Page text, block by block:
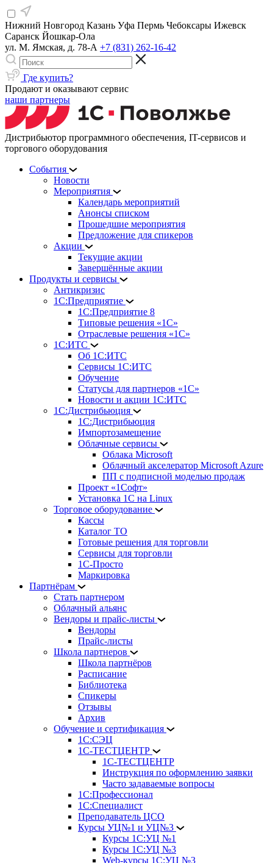
Нижний Новгород Казань Уфа Пермь Чебоксары Ижевск
Саранск Йошкар-Ола
ул. М. Ямская, д. 78-А +7 (831) 262-16-42
Где купить?
Продают и оказывают сервис
наши партнеры
Дистрибьютор программного обеспечения, IT-сервисов и
торгового оборудования
События
Новости
Мероприятия
Календарь мероприятий
Анонсы списком
Прошедшие мероприятия
Предложение для спикеров
Акции
Текущие акции
Завершённые акции
Продукты и сервисы
Антикризис
1С:Предприятие
1С:Предприятие 8
Типовые решения «1С»
Отраслевые решения «1С»
1С:ИТС
Об 1С:ИТС
Сервисы 1С:ИТС
Обучение
Статусы для партнеров «1С»
Новости и акции 1С:ИТС
1С:Дистрибьюция
1С:Дистрибьюция
Импортозамещение
Облачные сервисы
Облака Microsoft
Облачный акселератор Microsoft Azure
ПП с подписной моделью продаж
Проект «1Софт»
Установка 1С на Linux
Торговое оборудование
Кассы
Каталог ТО
Готовые решения для торговли
Сервисы для торговли
1С-Просто
Маркировка
Партнёрам
Стать партнером
Облачный альянс
Вендоры и прайс-листы
Вендоры
Прайс-листы
Школа партнеров
Школа партнёров
Расписание
Библиотека
Спикеры
Отзывы
Архив
Обучение и сертификация
1С:СЭЦ
1С-ТЕСТЦЕНТР
1С-ТЕСТЦЕНТР
Инструкция по оформлению заявки
Часто задаваемые вопросы
1С:Профессионал
1С:Специалист
Преподаватель ЦСО
Курсы УЦ№1 и УЦ№3
Курсы 1С:УЦ №1
Курсы 1С:УЦ №3
Web-курсы 1С:УЦ №3